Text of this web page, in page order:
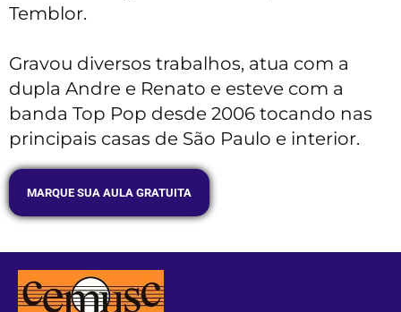
Temblor.
Gravou diversos trabalhos, atua com a
dupla Andre e Renato e esteve com a
banda Top Pop desde 2006 tocando nas
principais casas de São Paulo e interior.
MARQUE SUA AULA GRATUITA